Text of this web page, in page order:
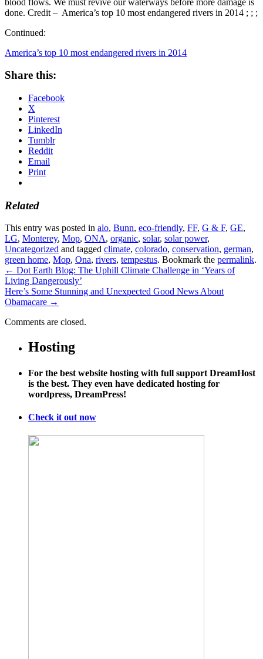
done. Credit – America’s top 10 most endangered rivers in 2014 ; ; ;
Continued:
America’s top 10 most endangered rivers in 2014
Share this:
Facebook
X
Pinterest
LinkedIn
Tumblr
Reddit
Email
Print
Related
This entry was posted in alo, Bunn, eco-friendly, FF, G & F, GE,
LG, Monterey, Mop, ONA, organic, solar, solar power,
Uncategorized and tagged climate, colorado, conservation, german,
green home, Mop, Ona, rivers, tempestus. Bookmark the permalink.
← Dot Earth Blog: The Uphill Climate Challenge in ‘Years of
Living Dangerously’
Here’s Some Stunning and Unexpected Good News About
Obamacare →
Comments are closed.
Hosting
For the best website hosting with full support DreamHost
is the best. They even have dedicated hosting for
wordpress, DreamPress!
Check it out now